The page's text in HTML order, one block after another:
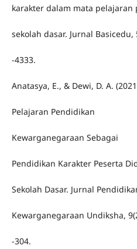
karakter dalam mata pelajaran
sekolah dasar. Jurnal Basicedu,
-4333.
Anatasya, E., & Dewi, D. A.
Pelajaran Pendidikan
Kewarganegaraan Sebagai
Pendidikan Karakter Peserta
Sekolah Dasar. Jurnal
Kewarganegaraan Undiksha,
-304.